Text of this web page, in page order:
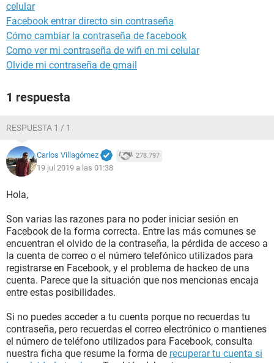
celular
Facebook entrar directo sin contraseña
Cómo cambiar la contraseña de facebook
Como ver mi contraseña de wifi en mi celular
Olvide mi contraseña de gmail
1 respuesta
RESPUESTA 1 / 1
Carlos Villagómez 278.797
19 jul 2019 a las 01:38
Hola,
Son varias las razones para no poder iniciar sesión en
Facebook de la forma correcta. Entre las más comunes se
encuentran el olvido de la contraseña, la pérdida de acceso a
la cuenta de correo o el número telefónico utilizados para
registrarse en Facebook, y el problema de hackeo de una
cuenta. Parece que la situación que nos mencionas encaja
entre estas posibilidades.
Si no puedes acceder a tu cuenta porque no recuerdas tu
contraseña, pero recuerdas el correo electrónico o mantienes
el número de teléfono utilizados para Facebook, consulta
nuestra ficha que resume la forma de recuperar tu cuenta si